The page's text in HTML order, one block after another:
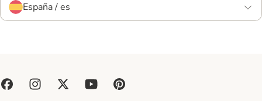
España / es